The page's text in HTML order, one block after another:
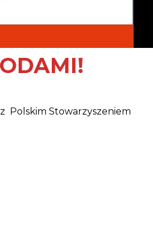
Polskim Stowarzyszeniem